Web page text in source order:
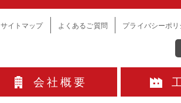
サイトマップ よくあるご質問 プライバシーポリ
会社概要